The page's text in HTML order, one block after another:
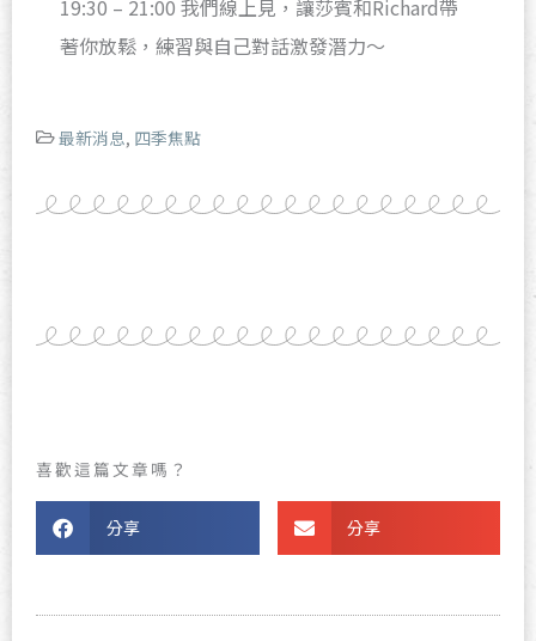
19:30 – 21:00 我們線上見，讓莎賓和Richard帶
著你放鬆，練習與自己對話激發潛力～
最新消息, 四季焦點
喜歡這篇文章嗎？
分享 分享